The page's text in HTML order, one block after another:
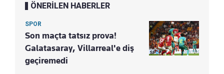
ÖNERİLEN HABERLER
SPOR
Son maçta tatsız prova!
Galatasaray, Villarreal'e diş
geçiremedi